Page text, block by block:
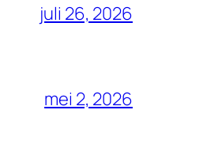
juli 26, 2026
mei 2, 2026